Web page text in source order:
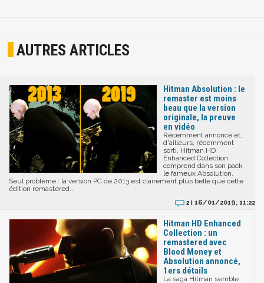
AUTRES ARTICLES
Hitman Absolution : le
remaster est moins
beau que la version
originale, la preuve
en vidéo
Récemment annoncé et,
d'ailleurs, récemment
sorti, Hitman HD
Enhanced Collection
comprend dans son pack
le fameux Absolution.
Seul problème : la version PC de 2013 est clairement plus belle que cette
édition remastered...
2 | 16/01/2019, 11:22
Hitman HD Enhanced
Collection : un
remastered avec
Blood Money et
Absolution annoncé,
1ers détails
La saga Hitman semble